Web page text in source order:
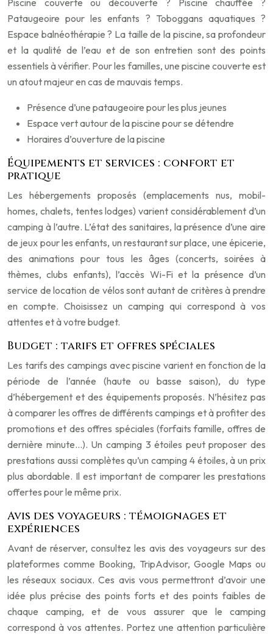
Piscine couverte ou découverte ? Piscine chauffée ?
Pataugeoire pour les enfants ? Toboggans aquatiques ?
Espace balnéothérapie ? La taille de la piscine, sa profondeur
et la qualité de l’eau et de son entretien sont des points
essentiels à vérifier. Pour les familles, une piscine couverte est
un atout majeur en cas de mauvais temps.
Présence d’une pataugeoire pour les plus jeunes
Espace vert autour de la piscine pour se détendre
Horaires d’ouverture de la piscine
Équipements et services : confort et
pratique
Les hébergements proposés (emplacements nus, mobil-
homes, chalets, tentes lodges) varient considérablement d’un
camping à l’autre. L’état des sanitaires, la présence d’une aire
de jeux pour les enfants, un restaurant sur place, une épicerie,
des animations pour tous les âges (concerts, soirées à
thèmes, clubs enfants), l’accès Wi-Fi et la présence d’un
service de location de vélos sont autant de critères à prendre
en compte. Choisissez un camping qui correspond à vos
attentes et à votre budget.
Budget : tarifs et offres spéciales
Les tarifs des campings avec piscine varient en fonction de la
période de l’année (haute ou basse saison), du type
d’hébergement et des équipements proposés. N’hésitez pas
à comparer les offres de différents campings et à profiter des
promotions et des offres spéciales (forfaits famille, offres de
dernière minute…). Un camping 3 étoiles peut proposer des
prestations aussi complètes qu’un camping 4 étoiles, à un prix
plus abordable. Il est important de comparer les prestations
offertes pour le même prix.
Avis des voyageurs : témoignages et
expériences
Avant de réserver, consultez les avis des voyageurs sur des
plateformes comme Booking, TripAdvisor, Google Maps ou
les réseaux sociaux. Ces avis vous permettront d’avoir une
idée plus précise des points forts et des points faibles de
chaque camping, et de vous assurer que le camping
correspond à vos attentes. Portez une attention particulière